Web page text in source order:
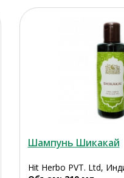
Шампунь Шикакай
Hit Herbo PVT. Ltd,